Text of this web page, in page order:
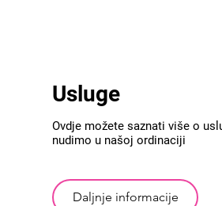
Usluge
Ovdje možete saznati više o
nudimo u našoj ordinaciji
Daljnje informacije